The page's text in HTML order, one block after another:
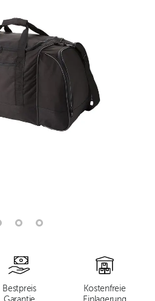
Bestpreis
Kostenfreie